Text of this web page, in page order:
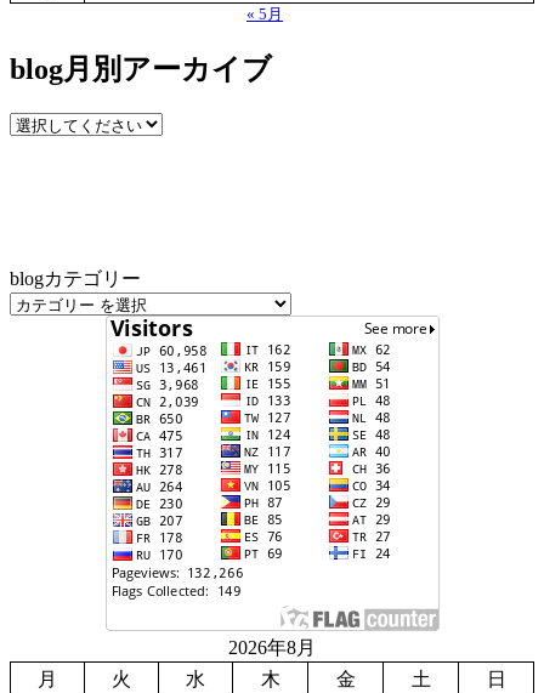
« 5月
blog月別アーカイブ
blogカテゴリー
2026年8月
月
火 水 木 金 土
日